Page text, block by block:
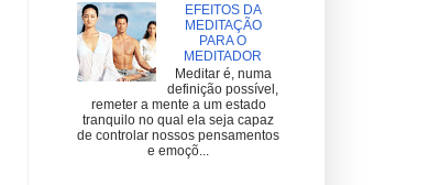
EFEITOS DA
MEDITAÇÃO
PARA O
MEDITADOR
Meditar é, numa
definição possível,
remeter a mente a um estado
tranquilo no qual ela seja capaz
de controlar nossos pensamentos
e emoçõ...